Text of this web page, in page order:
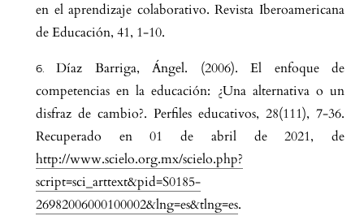
en el aprendizaje colaborativo. Revista Iberoamericana
de Educación, 41, 1-10.
Díaz Barriga, Ángel. (2006). El enfoque de
competencias en la educación: ¿Una alternativa o un
disfraz de cambio?. Perfiles educativos, 28(111), 7-36.
Recuperado en 01 de abril de 2021, de
http://www.scielo.org.mx/scielo.php?
script=sci_arttext&pid=S0185-
26982006000100002&lng=es&tlng=es.